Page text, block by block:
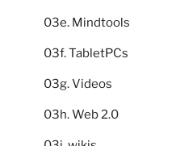
03e. Mindtools
03f. TabletPCs
03g. Videos
03h. Web 2.0